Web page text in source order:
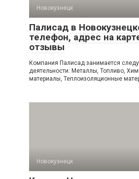
Новокузнецк
Палисад в
телефон, адрес на
отзывы
Компания Палисад занимается
деятельности: Металлы, Топливо,
материалы, Теплоизоляционные
Новокузнецк